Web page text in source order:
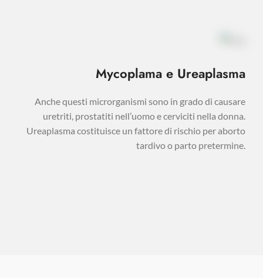
Mycoplama e Ureaplasma
Anche questi microrganismi sono in grado di causare
uretriti, prostatiti nell’uomo e cerviciti nella donna.
Ureaplasma costituisce un fattore di rischio per aborto
tardivo o parto pretermine.